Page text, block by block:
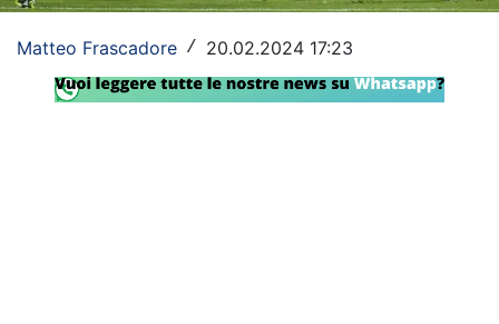
Tennis
Matteo Frascadore / 20.02.2024 17:23